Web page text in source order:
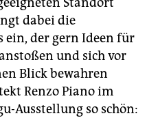
dabei die
ein, der gern Ideen für
und sich vor
Blick bewahren
Renzo Piano im
Ausstellung so schön: